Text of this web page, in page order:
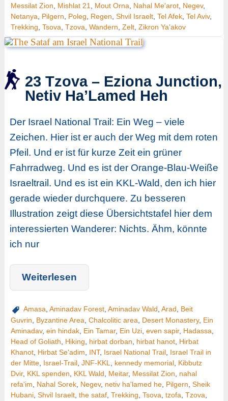
Messilat Zion, Mishlat 21, Mout Orna, Nahal Me'arot, Negev,
Netanya, Pilgern, Poleg, Regen, Shvil Israelt, Tel Afek, Tel Aviv,
Trekking, Tsova, Tzova, Wandern, Zelt, Zikron Ya'akov
23 Tzova – Eziona Junction,
Netiv Ha’Lamed Heh
Der Israel National Trail: Ein Weg – viele
Zeichen. Hier ist er auch der Weg mit dem roten
Pfeil. Und er ist für kurze Zeit ein grüner
Fahrradweg. Und es ist der Orange-Blau-Weiße
Israeltrail. Und es ist ein KKL-Wald, den ich hier
gerade wieder durchquere. Zu besseren
Illustration zeigt diese Übersichtstafel hier dem
interessierten Wanderer: Nichts. Ähm, könnte
ich nur
Weiterlesen
Amasa Aminadav Forest, Aminadav Wald Arad
Beit
Guvrin, Byzantine Area, Chalcolitic area, Desert Monastery, Ein
Aminadav, ein hindak, Ein Tamar, Ein Uzi, even sapir, Hadassa,
Head of Goliath, Hiking, hirbat dorban, hirbat hanot, Hirbat
Khanot, Hirbat Se'adim, INT, Israel National Trail, Israel Trail in
der Mitte, Israel-Trail, JNF-KKL, kennedy memorial, Kibbutz
Dvir, KKL spenden, KKL Wald, Meitar, Messilat Zion, nahal
refa'im, Nahal Sorek, Negev, netiv ha'lamed he, Pilgern, Sheik
Hubani, Shvil Israelt, the sataf, Trekking, Tsova, tzofa, Tzova,